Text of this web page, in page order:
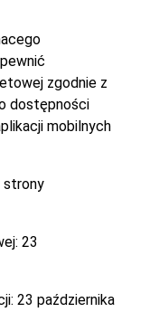
zgodnie z
dostępności
mobilnych
strony
23
23 października